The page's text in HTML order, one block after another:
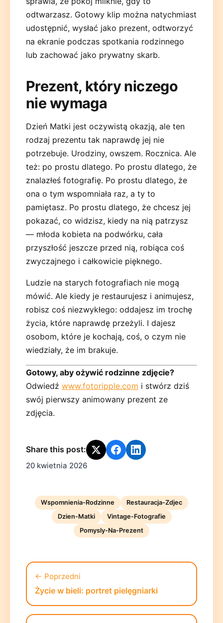
odtwarzasz. Gotowy klip można natychmiast
udostępnić, wysłać jako prezent, odtworzyć
na ekranie podczas spotkania rodzinnego
lub zachować jako prywatny skarb.
Prezent, który niczego
nie wymaga
Dzień Matki jest oczywistą okazją, ale ten
rodzaj prezentu tak naprawdę jej nie
potrzebuje. Urodziny, owszem. Rocznica. Ale
też: po prostu dlatego. Po prostu dlatego, że
znalazłeś fotografię. Po prostu dlatego, że
ona o tym wspomniała raz, a ty to
pamiętasz. Po prostu dlatego, że chcesz jej
pokazać, co widzisz, kiedy na nią patrzysz
— młoda kobieta na podwórku, cała
przyszłość jeszcze przed nią, robiąca coś
zwyczajnego i całkowicie pięknego.
Ludzie na starych fotografiach nie mogą
mówić. Ale kiedy je restaurujesz i animujesz,
robisz coś niezwykłego: oddajesz im trochę
życia, które naprawdę przeżyli. I dajesz
osobom, które je kochają, coś, o czym nie
wiedziały, że im brakuje.
Gotowy, aby ożywić rodzinne zdjęcie?
Odwiedź www.fotoripple.com i stwórz dziś
swój pierwszy animowany prezent ze
zdjęcia.
Share this post:
20 kwietnia 2026
Wspomnienia-Rodzinne
Restauracja-Zdjec
Dzien-Matki
Vintage-Fotografie
Pomysly-Na-Prezent
← Poprzedni
Życie w bieli: portret pielęgniarki